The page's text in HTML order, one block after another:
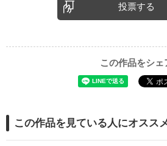
投票する
この作品をシェ
この作品を見ている人にオスス